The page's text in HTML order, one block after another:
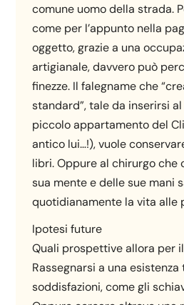
comune uomo della strada.
come per l’appunto nella
oggetto, grazie a una
artigianale, davvero può
finezze. Il falegname che
standard”, tale da inserirsi
piccolo appartamento del
antico lui…!), vuole
libri. Oppure al chirurgo che
sua mente e delle sue mani
quotidianamente la vita alle
Ipotesi future
Quali prospettive allora per
Rassegnarsi a una esistenza
soddisfazioni, come gli